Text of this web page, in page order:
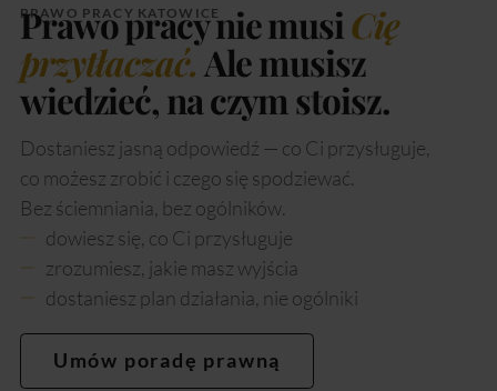
PRAWO PRACY KATOWICE
Prawo pracy nie musiCię
przytłaczać. Ale musisz
wiedzieć, na czym stoisz.
Dostaniesz jasną odpowiedź — co Ci przysługuje,
co możesz zrobić i czego się spodziewać.
Bez ściemniania, bez ogólników.
dowiesz się, co Ci przysługuje
zrozumiesz, jakie masz wyjścia
dostaniesz plan działania, nie ogólniki
Umów poradę prawną